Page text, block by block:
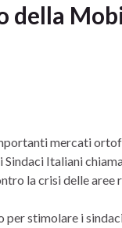
della
mercati
Italiani
la crisi delle aree
stimolare i